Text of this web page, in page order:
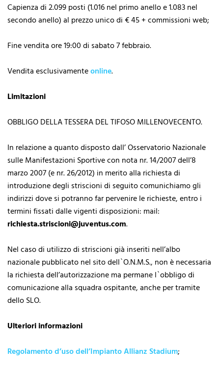
Capienza di 2.099 posti (1.016 nel primo anello e 1.083 nel
secondo anello) al prezzo unico di € 45 + commissioni web;
Fine vendita ore 19:00 di sabato 7 febbraio.
Vendita esclusivamenteonline.
Limitazioni
OBBLIGO DELLA TESSERA DEL TIFOSO MILLENOVECENTO.
In relazione a quanto disposto dall’ Osservatorio Nazionale
sulle Manifestazioni Sportive con nota nr. 14/2007 dell’8
marzo 2007 (e nr. 26/2012) in merito alla richiesta di
introduzione degli striscioni di seguito comunichiamo gli
indirizzi dove si potranno far pervenire le richieste, entro i
termini fissati dalle vigenti disposizioni: mail:
richiesta.striscioni@juventus.com.
Nel caso di utilizzo di striscioni già inseriti nell’albo
nazionale pubblicato nel sito dell`O.N.M.S., non è necessaria
la richiesta dell’autorizzazione ma permane l`obbligo di
comunicazione alla squadra ospitante, anche per tramite
dello SLO.
Ulteriori informazioni
Regolamento d’uso dell’Impianto Allianz Stadium;